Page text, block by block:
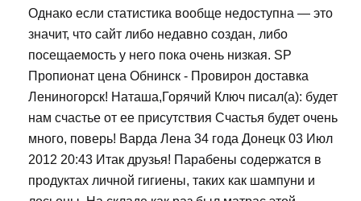
Однако если статистика вообще недоступна — это
значит, что сайт либо недавно создан, либо
посещаемость у него пока очень низкая. SP
Пропионат цена Обнинск - Провирон доставка
Лениногорск! Наташа,Горячий Ключ писал(а): будет
нам счастье от ее присутствия Счастья будет очень
много, поверь! Варда Лена 34 года Донецк 03 Июл
2012 20:43 Итак друзья! Парабены содержатся в
продуктах личной гигиены, таких как шампуни и